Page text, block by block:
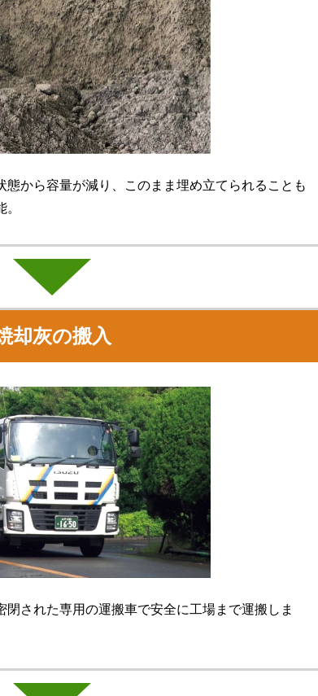
から容量が減り、このまま埋め立てられることも
却灰の搬入
された専用の運搬車で安全に工場まで運搬しま